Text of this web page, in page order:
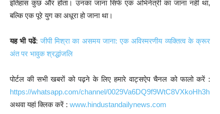
इतिहास कुछ और होता। उनका जाना सिर्फ एक अभिनेत्री का जाना नहीं था,
बल्कि एक पूरे युग का अधूरा हो जाना था।
यह भी पढें:जीपी मिश्रा का असमय जाना: एक अविस्मरणीय व्यक्तित्व के क्रूर
अंत पर भावुक श्रद्धांजलि
पोर्टल की सभी खबरों को पढ़ने के लिए हमारे वाट्सऐप चैनल को फालो करें :
https://whatsapp.com/channel/0029Va6DQ9f9WtC8VXkoHh3h
अथवा यहां क्लिक करें : www.hindustandailynews.com